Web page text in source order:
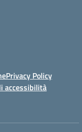
Privacy Policy
accessibilità